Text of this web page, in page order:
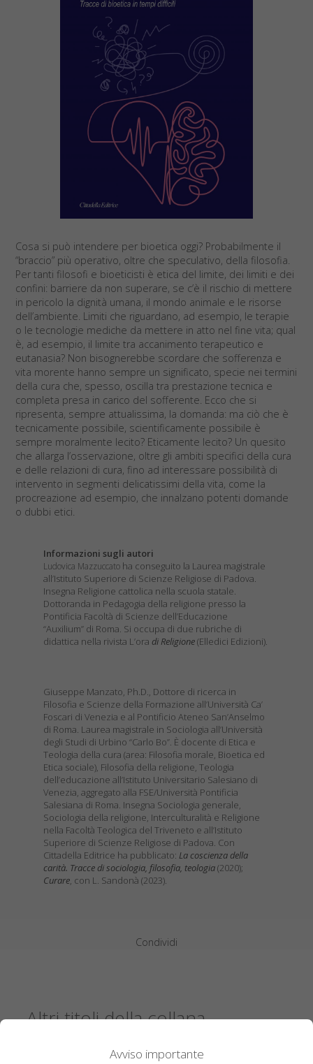
Cosa si può intendere per bioetica oggi? Probabilmente il
“braccio” più operativo, oltre che speculativo, della filosofia.
Per tanti filosofi e bioeticisti è etica del limite, dei limiti e dei
confini: barriere da non superare, se c’è il rischio di mettere
in pericolo la dignità umana, il mondo animale e le risorse
dell’ambiente. Limiti che riguardano, ad esempio, le terapie
o le tecnologie mediche da mettere in atto nel fine vita; qual
è, ad esempio, il limite tra accanimento terapeutico e
eutanasia? Non bisognerebbe scordare che sofferenza e
vita morente hanno sempre un significato, specie nei termini
della cura che, spesso, oscilla tra prestazione tecnica e
completa presa in carico del sofferente. Ecco che si
ripresenta, sempre attualissima, la domanda: ma ciò che è
tecnicamente possibile, scientificamente possibile è
sempre moralmente lecito? Eticamente lecito? Un quesito
che allarga l’osservazione, oltre gli ambiti specifici della cura
e delle relazioni di cura, fino ad interessare possibilità di
intervento in segmenti delicatissimi della vita, come la
procreazione ad esempio, che innalzano potenti domande
o dubbi etici.
Informazioni sugli autori
Ludovica Mazzuccato ha conseguito la Laurea magistrale
all’Istituto Superiore di Scienze Religiose di Padova.
Insegna Religione cattolica nella scuola statale.
Dottoranda in Pedagogia della religione presso la
Pontificia Facoltà di Scienze dell’Educazione
“Auxilium” di Roma. Si occupa di due rubriche di
didattica nella rivista L’ora di Religione(Elledici Edizioni).
Giuseppe Manzato, Ph.D., Dottore di ricerca in
Filosofia e Scienze della Formazione all’Università Ca’
Foscari di Venezia e al Pontificio Ateneo San’Anselmo
di Roma. Laurea magistrale in Sociologia all’Università
degli Studi di Urbino “Carlo Bo”. È docente di Etica e
Teologia della cura (area: Filosofia morale, Bioetica ed
Etica sociale), Filosofia della religione, Teologia
dell’educazione all’Istituto Universitario Salesiano di
Venezia, aggregato alla FSE/Università Pontificia
Salesiana di Roma. Insegna Sociologia generale,
Sociologia della religione, Interculturalità e Religione
nella Facoltà Teologica del Triveneto e all’Istituto
Superiore di Scienze Religiose di Padova. Con
Cittadella Editrice ha pubblicato: La coscienza della
carità. Tracce di sociologia, filosofia, teologia(2020);
Curare, con L. Sandonà (2023).
Condividi
Altri titoli della collana
Avviso importante